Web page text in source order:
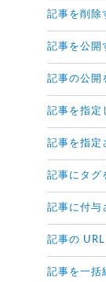
記事を削除
記事を公開
記事の公開
記事を指定
記事を指定
記事にタグ
記事に付与
記事の
記事を一括